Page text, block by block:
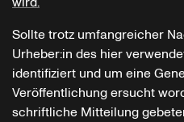
Sollte trotz umfangreicher
Urheber:in des hier
identifiziert und um eine
Veröffentlichung ersucht
schriftliche Mitteilung